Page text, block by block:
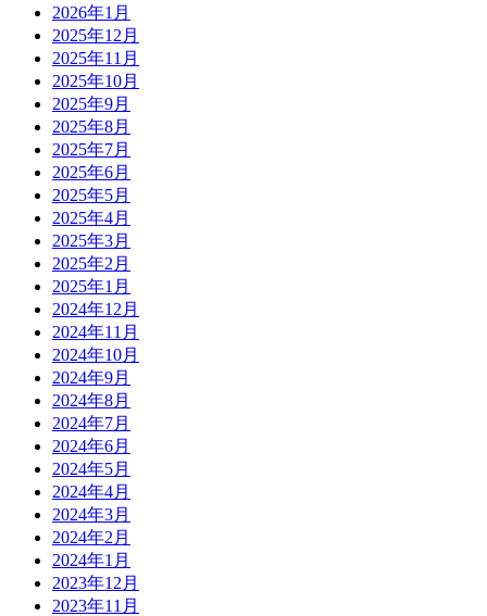
2026年1月
2025年12月
2025年11月
2025年10月
2025年9月
2025年8月
2025年7月
2025年6月
2025年5月
2025年4月
2025年3月
2025年2月
2025年1月
2024年12月
2024年11月
2024年10月
2024年9月
2024年8月
2024年7月
2024年6月
2024年5月
2024年4月
2024年3月
2024年2月
2024年1月
2023年12月
2023年11月